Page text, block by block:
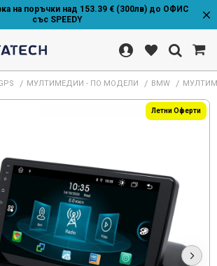
на поръчки над 153.39 € (300лв) до ОФИС
със SPEEDY
МУЛТИМЕДИИ - ПО МОДЕЛИ BMW
Летни Оферти